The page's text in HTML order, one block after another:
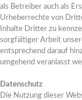
als Betreiber auch als
Urheberrechte von
Inhalte Dritter zu
sorgfältiger Arbeit
entsprechend darauf
umgehend veranlasst
Datenschutz
Die Nutzung dieser